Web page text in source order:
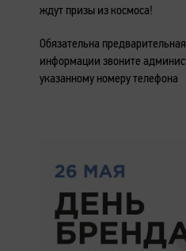
ждут призы из космоса!
Обязательна
информации звоните
указанному номеру телефона